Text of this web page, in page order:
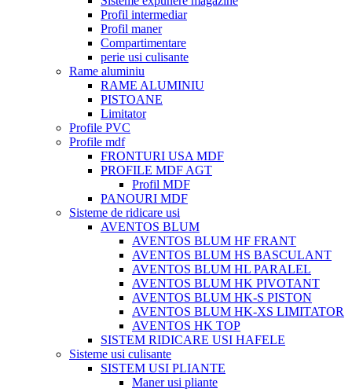
Profil intermediar
Profil maner
Compartimentare
perie usi culisante
Rame aluminiu
RAME ALUMINIU
PISTOANE
Limitator
Profile PVC
Profile mdf
FRONTURI USA MDF
PROFILE MDF AGT
Profil MDF
PANOURI MDF
Sisteme de ridicare usi
AVENTOS BLUM
AVENTOS BLUM HF FRANT
AVENTOS BLUM HS BASCULANT
AVENTOS BLUM HL PARALEL
AVENTOS BLUM HK PIVOTANT
AVENTOS BLUM HK-S PISTON
AVENTOS BLUM HK-XS LIMITATOR
AVENTOS HK TOP
SISTEM RIDICARE USI HAFELE
Sisteme usi culisante
SISTEM USI PLIANTE
Maner usi pliante